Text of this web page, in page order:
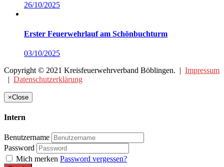
26/10/2025
Erster Feuerwehrlauf am Schönbuchturm
03/10/2025
Copyright © 2021 Kreisfeuerwehrverband Böblingen. | Impressum
| Datenschutzerklärung
×Close
Intern
Benutzername
Password
Mich merken Password vergessen?